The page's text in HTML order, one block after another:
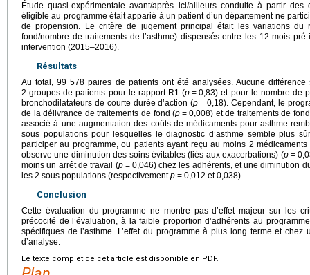
Étude quasi-expérimentale avant/après ici/ailleurs conduite à partir
éligible au programme était apparié à un patient d’un département ne
de propension. Le critère de jugement principal était les variations du
fond/nombre de traitements de l’asthme) dispensés entre les 12 mois
intervention (2015–2016).
Résultats
Au total, 99 578 paires de patients ont été analysées. Aucune différence
2 groupes de patients pour le rapport R1 (p = 0,83) et pour le nombre de
bronchodilatateurs de courte durée d’action (p = 0,18). Cependant, le
de la délivrance de traitements de fond (p = 0,008) et de traitements de
associé à une augmentation des coûts de médicaments pour asthme
sous populations pour lesquelles le diagnostic d’asthme semble plus
participer au programme, ou patients ayant reçu au moins 2
observe une diminution des soins évitables (liés aux exacerbations) (p =
moins un arrêt de travail (p = 0,046) chez les adhérents, et une diminution
les 2 sous populations (respectivementp = 0,012 et 0,038).
Conclusion
Cette évaluation du programme ne montre pas d’effet majeur sur les
précocité de l’évaluation, à la faible proportion d’adhérents au
spécifiques de l’asthme. L’effet du programme à plus long terme et
d’analyse.
Le texte complet de cet article est disponible en PDF.